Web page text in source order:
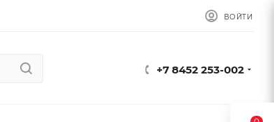
ВОЙТИ
+7 8452 253-002